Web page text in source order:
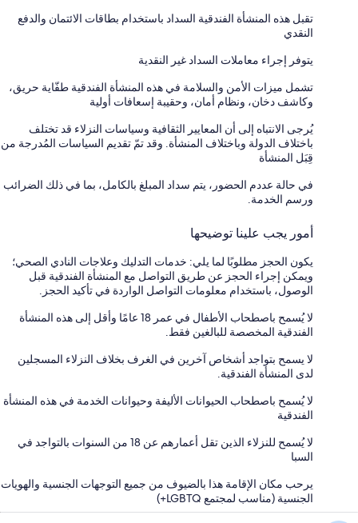
تقبل هذه المنشأة الفندقية السداد باستخدام بطاقات الائتمان والدفع
النقدي
يتوفر إجراء معاملات السداد غير النقدية
تشمل ميزات الأمن والسلامة في هذه المنشأة الفندقية طفّاية حريق،
وكاشف دخان، ونظام أمان، وحقيبة إسعافات أولية
يُرجى الانتباه إلى أن المعايير الثقافية وسياسات النزلاء قد تختلف
باختلاف الدولة وباختلاف المنشأة. وقد تمّ تقديم السياسات المُدرجة من
قِبَل المنشأة
في حالة عددم الحضور، يتم سداد المبلغ بالكامل، بما في ذلك الضرائب
ورسم الخدمة.
أمور يجب علينا توضيحها
يكون الحجز مطلوبًا لما يلي: خدمات التدليك وعلاجات النادي الصحي؛
ويمكن إجراء الحجز عن طريق التواصل مع المنشأة الفندقية قبل
الوصول، باستخدام معلومات التواصل الواردة في تأكيد الحجز.
لا يُسمح باصطحاب الأطفال في عمر 18 عامًا وأقل إلى هذه المنشأة
الفندقية المخصصة للبالغين فقط.
لا يسمح بتواجد أشخاص آخرين في الغرف بخلاف النزلاء المسجلين
لدى المنشأة الفندقية.
لا يُسمح باصطحاب الحيوانات الأليفة وحيوانات الخدمة في هذه المنشأة
الفندقية
لا يُسمح للنزلاء الذين تقل أعمارهم عن 18 من السنوات بالتواجد في
السبا
يرحب مكان الإقامة هذا بالضيوف من جميع التوجهات الجنسية والهويات
الجنسية (مناسب لمجتمع LGBTQ+)